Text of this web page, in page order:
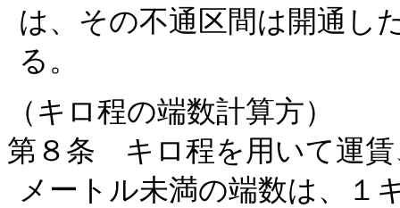
は、その不通区間は開通し
る。
（キロ程の端数計算方）
第８条 キロ程を用いて運賃
メートル未満の端数は、１